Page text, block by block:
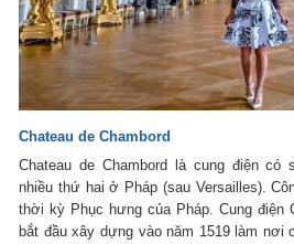
Chateau de Chambord
Chateau de Chambord là cung điện
nhiều thứ hai ở Pháp (sau Versailles).
thời kỳ Phục hưng của Pháp. Cung điện
bắt đầu xây dựng vào năm 1519 làm nơi